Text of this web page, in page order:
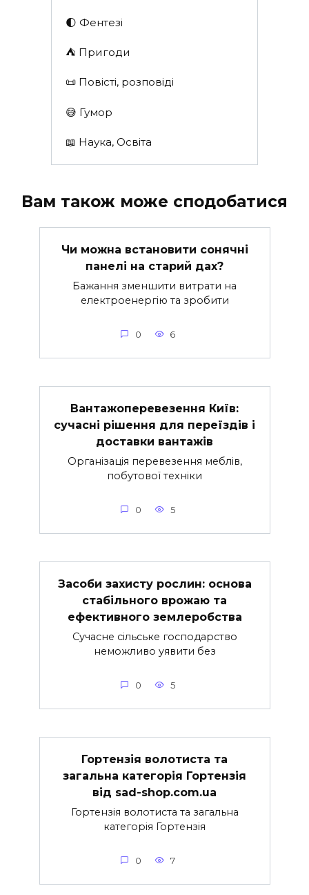
🌓 Фентезі
⛺️ Пригоди
📜 Повісті, розповіді
😅 Гумор
📖 Наука, Освіта
Вам також може сподобатися
Чи можна встановити сонячні
панелі на старий дах?
Бажання зменшити витрати на
електроенергію та зробити
0 6
Вантажоперевезення Київ:
сучасні рішення для переїздів і
доставки вантажів
Організація перевезення меблів,
побутової техніки
0 5
Засоби захисту рослин: основа
стабільного врожаю та
ефективного землеробства
Сучасне сільське господарство
неможливо уявити без
0 5
Гортензія волотиста та
загальна категорія Гортензія
від sad-shop.com.ua
Гортензія волотиста та загальна
категорія Гортензія
0 7